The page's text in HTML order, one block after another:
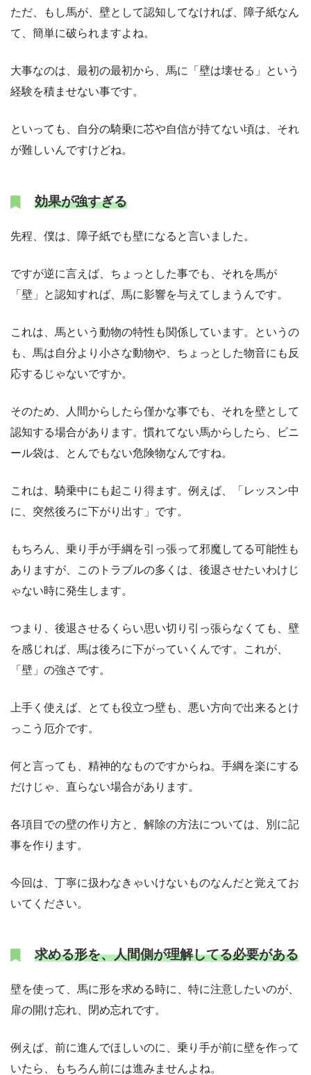
ただ、もし馬が、壁として認知してなければ、障子紙なん
て、簡単に破られますよね。
大事なのは、最初の最初から、馬に「壁は壊せる」という
経験を積ませない事です。
といっても、自分の騎乗に芯や自信が持てない頃は、それ
が難しいんですけどね。
効果が強すぎる
先程、僕は、障子紙でも壁になると言いました。
ですが逆に言えば、ちょっとした事でも、それを馬が
「壁」と認知すれば、馬に影響を与えてしまうんです。
これは、馬という動物の特性も関係しています。というの
も、馬は自分より小さな動物や、ちょっとした物音にも反
応するじゃないですか。
そのため、人間からしたら僅かな事でも、それを壁として
認知する場合があります。慣れてない馬からしたら、ビニ
ール袋は、とんでもない危険物なんですね。
これは、騎乗中にも起こり得ます。例えば、「レッスン中
に、突然後ろに下がり出す」です。
もちろん、乗り手が手綱を引っ張って邪魔してる可能性も
ありますが、このトラブルの多くは、後退させたいわけじ
ゃない時に発生します。
つまり、後退させるくらい思い切り引っ張らなくても、壁
を感じれば、馬は後ろに下がっていくんです。これが、
「壁」の強さです。
上手く使えば、とても役立つ壁も、悪い方向で出来るとけ
っこう厄介です。
何と言っても、精神的なものですからね。手綱を楽にする
だけじゃ、直らない場合があります。
各項目での壁の作り方と、解除の方法については、別に記
事を作ります。
今回は、丁寧に扱わなきゃいけないものなんだと覚えてお
いてください。
求める形を、人間側が理解してる必要がある
壁を使って、馬に形を求める時に、特に注意したいのが、
扉の開け忘れ、閉め忘れです。
例えば、前に進んでほしいのに、乗り手が前に壁を作って
いたら、もちろん前には進みませんよね。